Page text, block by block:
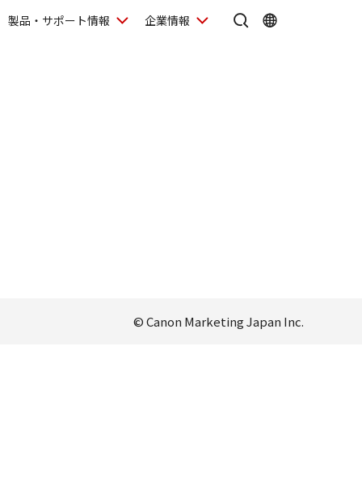
製品・サポート情報 企業情報
© Canon Marketing Japan Inc.